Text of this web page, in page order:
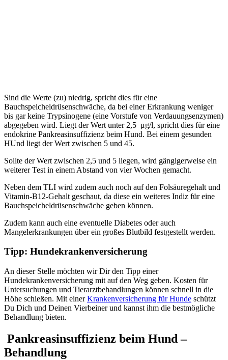
Sind die Werte (zu) niedrig, spricht dies für eine
Bauchspeicheldrüsenschwäche, da bei einer Erkrankung weniger
bis gar keine Trypsinogene (eine Vorstufe von Verdauungsenzymen)
abgegeben wird. Liegt der Wert unter 2,5 μg/l, spricht dies für eine
endokrine Pankreasinsuffizienz beim Hund. Bei einem gesunden
HUnd liegt der Wert zwischen 5 und 45.
Sollte der Wert zwischen 2,5 und 5 liegen, wird gängigerweise ein
weiterer Test in einem Abstand von vier Wochen gemacht.
Neben dem TLI wird zudem auch noch auf den Folsäuregehalt und
Vitamin-B12-Gehalt geschaut, da diese ein weiteres Indiz für eine
Bauchspeicheldrüsenschwäche geben können.
Zudem kann auch eine eventuelle Diabetes oder auch
Mangelerkrankungen über ein großes Blutbild festgestellt werden.
Tipp: Hundekrankenversicherung
An dieser Stelle möchten wir Dir den Tipp einer
Hundekrankenversicherung mit auf den Weg geben. Kosten für
Untersuchungen und Tierarztbehandlungen können schnell in die
Höhe schießen. Mit einerKrankenversicherung für Hunde schützt
Du Dich und Deinen Vierbeiner und kannst ihm die bestmögliche
Behandlung bieten.
Pankreasinsuffizienz beim Hund –
Behandlung